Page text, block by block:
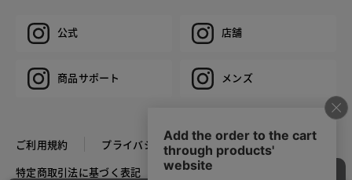
公式 店舗
商品サポート メンズ
ご利用規約
プライバシーポリシー
特定商取引法に基づく表記
推奨環境